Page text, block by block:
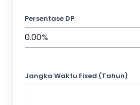
Persentase DP
Jangka Waktu Fixed (Tahun)